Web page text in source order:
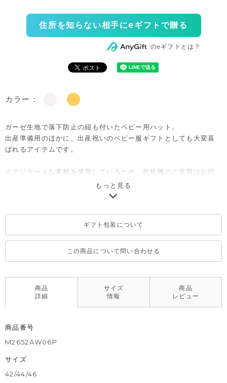
住所を知らない相手にeギフトで贈る
のeギフトとは？
カラー：
ガーゼ生地で落下防止の紐も付いたベビー用ハット。
出産準備用のほかに、出産祝いのベビー服ギフトとしても大変喜
ばれるアイテムです。
※デリケートな素材を使用しているため、乾燥機のご使用はお控
えいただくことをおすすめします。
※撮影･モニター環境等により実際の商品の色味と異なって見える
もっと見る
ギフト包装について
この商品について問い合わせる
商品
詳細
サイズ
情報
商品
レビュー
商品番号
M2652AW06P
サイズ
42/44/46